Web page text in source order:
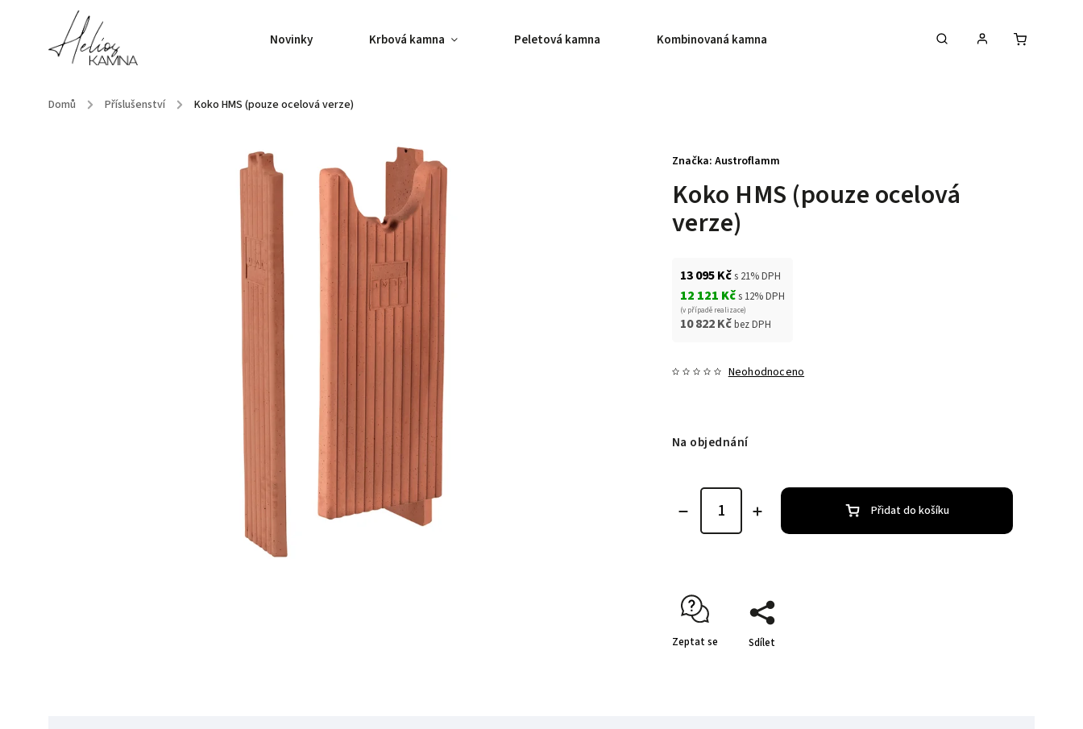
Novinky Krbová kamna Peletová kamna Kombinovaná kamna Akce na krbová kamna
Domů / Příslušenství / Koko HMS (pouze ocelová verze)
Koko HMS (pouze ocelová
verze)
13 095 Kčs 21% DPH
12 121 Kčs 12% DPH
(v případě realizace)
10 822 Kčbez DPH
Neohodnoceno
Značka: Austroflamm
Na objednání
Přidat do košíku
Zeptat se Sdílet